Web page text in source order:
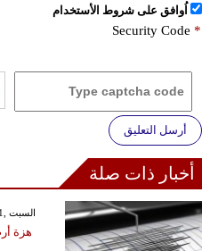
اُوافق على شروط الأستخدام
Security Code *
أرسل التعليق
أخبار ذات صلة
GMT 10:03 2026 السبت ,31 كانون الثاني / يناير